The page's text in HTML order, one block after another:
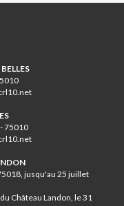
75010
jusqu'au 25 juillet
Château Landon, le 31